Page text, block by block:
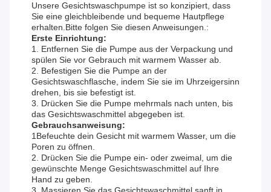
Unsere Gesichtswaschpumpe ist so konzipiert, dass
Sie eine gleichbleibende und bequeme Hautpflege
erhalten.Bitte folgen Sie diesen Anweisungen.:
Erste Einrichtung:
1. Entfernen Sie die Pumpe aus der Verpackung und
spülen Sie vor Gebrauch mit warmem Wasser ab.
2. Befestigen Sie die Pumpe an der
Gesichtswaschflasche, indem Sie sie im Uhrzeigersinn
drehen, bis sie befestigt ist.
3. Drücken Sie die Pumpe mehrmals nach unten, bis
das Gesichtswaschmittel abgegeben ist.
Gebrauchsanweisung:
1Befeuchte dein Gesicht mit warmem Wasser, um die
Poren zu öffnen.
2. Drücken Sie die Pumpe ein- oder zweimal, um die
gewünschte Menge Gesichtswaschmittel auf Ihre
Hand zu geben.